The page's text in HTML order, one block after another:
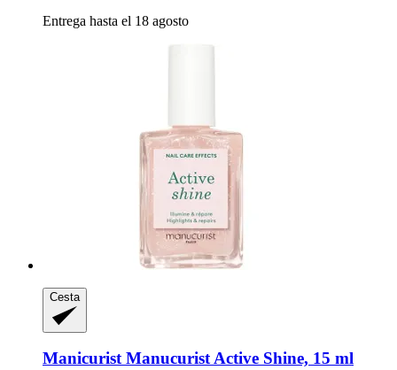
Entrega hasta el 18 agosto
Cesta
ManicuristManucurist Active Shine, 15 ml